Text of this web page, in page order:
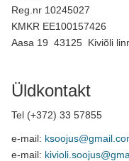
Reg.nr 10245027
KMKR EE100157426
Aasa 19 43125 Kiviõli
Üldkontakt
Tel (+372) 33 57855
e-mail:
e-mail: